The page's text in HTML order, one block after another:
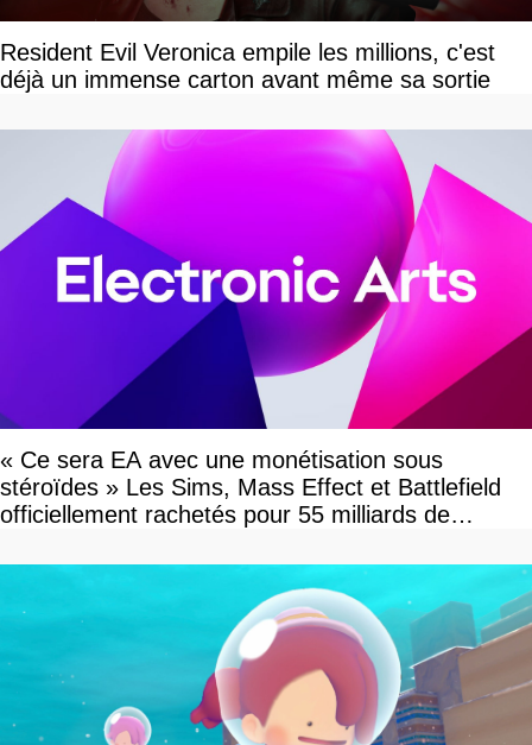
Resident Evil Veronica empile les millions, c'est
déjà un immense carton avant même sa sortie
« Ce sera EA avec une monétisation sous
stéroïdes » Les Sims, Mass Effect et Battlefield
officiellement rachetés pour 55 milliards de